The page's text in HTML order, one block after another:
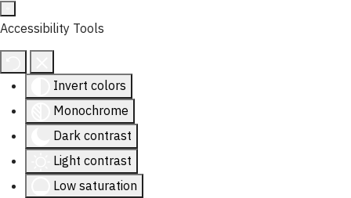
Accessibility Tools
Invert colors
Monochrome
Dark contrast
Light contrast
Low saturation